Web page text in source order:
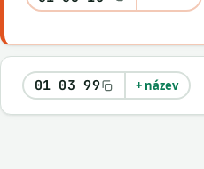
01 03 99 + název